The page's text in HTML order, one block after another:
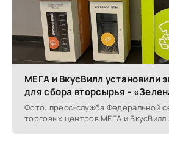
МЕГА и ВкусВилл установили
для сбора вторсырья -
Фото: пресс-служба Федеральной
торговых центров МЕГА и ВкусВилл